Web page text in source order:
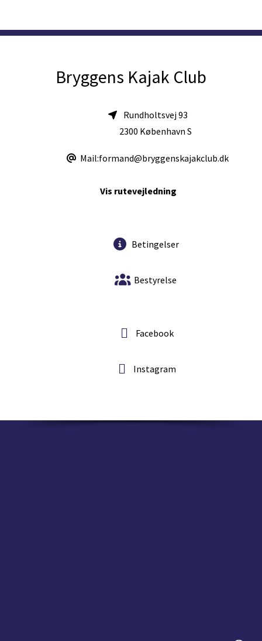
Bryggens Kajak Club
Rundholtsvej 93
2300 København S
Mail:formand@bryggenskajakclub.dk
Vis rutevejledning
Betingelser
Bestyrelse
Facebook
Instagram